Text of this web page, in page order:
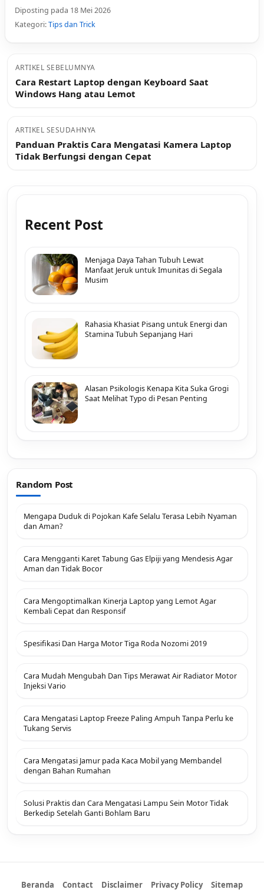
Diposting pada 18 Mei 2026
Kategori:Tips dan Trick
ARTIKEL SEBELUMNYA
Cara Restart Laptop dengan Keyboard Saat
Windows Hang atau Lemot
ARTIKEL SESUDAHNYA
Panduan Praktis Cara Mengatasi Kamera Laptop
Tidak Berfungsi dengan Cepat
Recent Post
Menjaga Daya Tahan Tubuh Lewat
Manfaat Jeruk untuk Imunitas di Segala
Musim
Rahasia Khasiat Pisang untuk Energi dan
Stamina Tubuh Sepanjang Hari
Alasan Psikologis Kenapa Kita Suka Grogi
Saat Melihat Typo di Pesan Penting
Random Post
Mengapa Duduk di Pojokan Kafe Selalu Terasa Lebih Nyaman
dan Aman?
Cara Mengganti Karet Tabung Gas Elpiji yang Mendesis Agar
Aman dan Tidak Bocor
Cara Mengoptimalkan Kinerja Laptop yang Lemot Agar
Kembali Cepat dan Responsif
Spesifikasi Dan Harga Motor Tiga Roda Nozomi 2019
Cara Mudah Mengubah Dan Tips Merawat Air Radiator Motor
Injeksi Vario
Cara Mengatasi Laptop Freeze Paling Ampuh Tanpa Perlu ke
Tukang Servis
Cara Mengatasi Jamur pada Kaca Mobil yang Membandel
dengan Bahan Rumahan
Solusi Praktis dan Cara Mengatasi Lampu Sein Motor Tidak
Berkedip Setelah Ganti Bohlam Baru
Beranda Contact Disclaimer Privacy Policy Sitemap